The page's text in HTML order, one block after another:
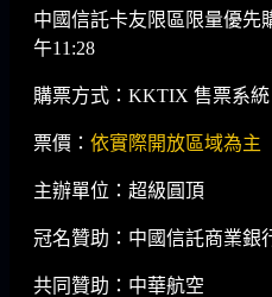
中國信託卡友限區限量優先
午11:28
購票方式：KKTIX 售票系統
票價： 依實際開放區域為主
主辦單位：超級圓頂
冠名贊助：中國信託商業銀
共同贊助：中華航空